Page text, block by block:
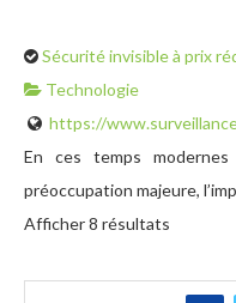
Sécurité invisible à prix
Technologie
https://
En ces temps
préoccupation majeure,
Afficher 8 résultats